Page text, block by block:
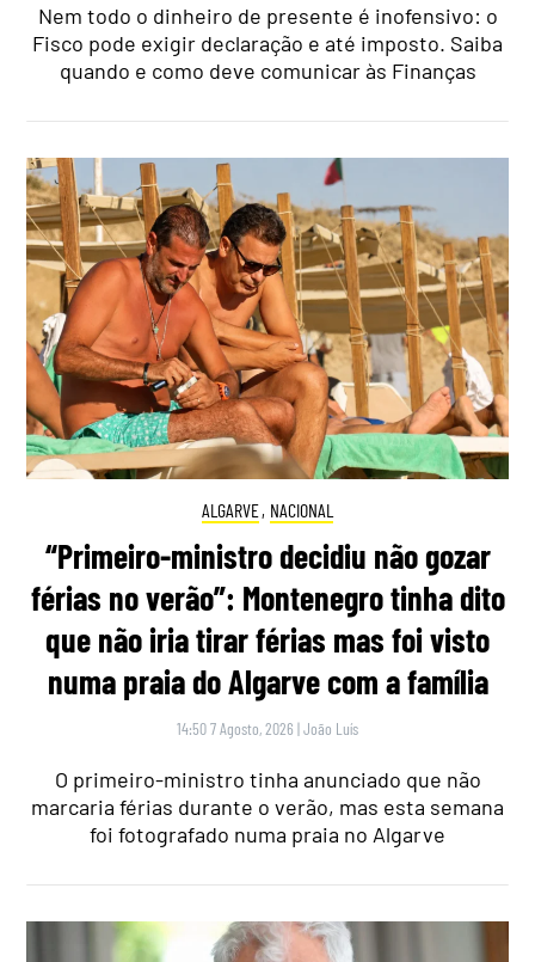
Nem todo o dinheiro de presente é inofensivo: o
Fisco pode exigir declaração e até imposto. Saiba
quando e como deve comunicar às Finanças
ALGARVE, NACIONAL
“Primeiro-ministro decidiu não gozar
férias no verão”: Montenegro tinha dito
que não iria tirar férias mas foi visto
numa praia do Algarve com a família
14:50 7 Agosto, 2026 |João Luís
O primeiro-ministro tinha anunciado que não
marcaria férias durante o verão, mas esta semana
foi fotografado numa praia no Algarve